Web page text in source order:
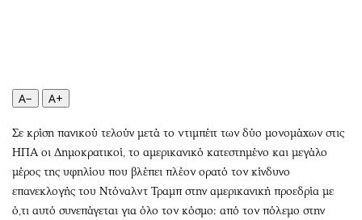
Πολιτισμός
Θέατρο-Χορός
Μουσική
Εικαστικά
Βιβλίο
Uncut
Προσφορές
Προσωπικότητες στην ''Κ''
A− A+
Σε κρίση πανικού τελούν μετά το ντιμπέιτ των δύο μονομάχων στις
ΗΠΑ οι Δημοκρατικοί, το αμερικανικό κατεστημένο και μεγάλο
μέρος της υφηλίου που βλέπει πλέον ορατό τον κίνδυνο
επανεκλογής του Ντόναλντ Τραμπ στην αμερικανική προεδρία με
ό,τι αυτό συνεπάγεται για όλο τον κόσμο: από τον πόλεμο στην